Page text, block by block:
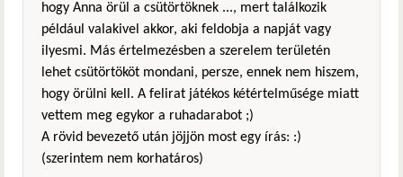
hogy Anna örül a csütörtöknek ..., mert találkozik
például valakivel akkor, aki feldobja a napját vagy
ilyesmi. Más értelmezésben a szerelem területén
lehet csütörtököt mondani, persze, ennek nem hiszem,
hogy örülni kell. A felirat játékos kétértelműsége miatt
vettem meg egykor a ruhadarabot ;)
A rövid bevezető után jöjjön most egy írás: :)
(szerintem nem korhatáros)